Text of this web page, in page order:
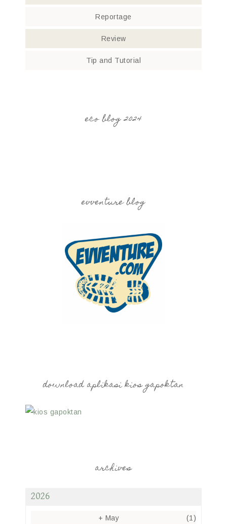
Reportage
Review
Tip and Tutorial
eco blog 2024
evventure blog
download aplikasi kios gapoktan
archives
2026
+ May (1)